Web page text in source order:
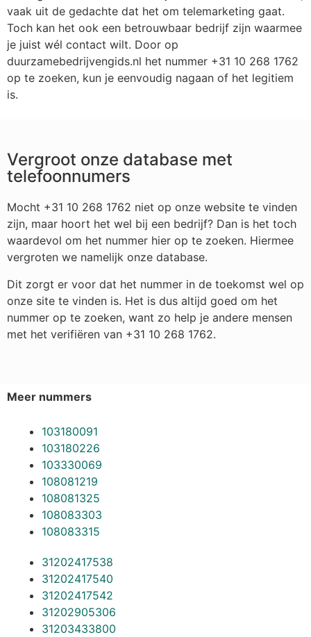
vaak uit de gedachte dat het om telemarketing gaat.
Toch kan het ook een betrouwbaar bedrijf zijn waarmee
je juist wél contact wilt. Door op
duurzamebedrijvengids.nl het nummer +31 10 268 1762
op te zoeken, kun je eenvoudig nagaan of het legitiem
is.
Vergroot onze database met
telefoonnumers
Mocht +31 10 268 1762 niet op onze website te vinden
zijn, maar hoort het wel bij een bedrijf? Dan is het toch
waardevol om het nummer hier op te zoeken. Hiermee
vergroten we namelijk onze database.
Dit zorgt er voor dat het nummer in de toekomst wel op
onze site te vinden is. Het is dus altijd goed om het
nummer op te zoeken, want zo help je andere mensen
met het verifiëren van +31 10 268 1762.
Meer nummers
103180091
103180226
103330069
108081219
108081325
108083303
108083315
31202417538
31202417540
31202417542
31202905306
31203433800